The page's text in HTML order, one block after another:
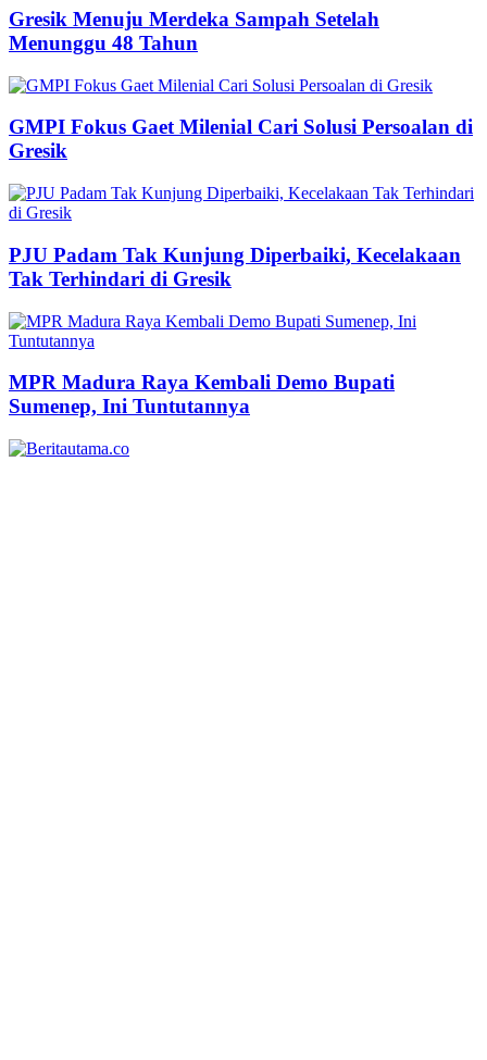
Gresik Menuju Merdeka Sampah Setelah
Menunggu 48 Tahun
GMPI Fokus Gaet Milenial Cari Solusi Persoalan di
Gresik
PJU Padam Tak Kunjung Diperbaiki, Kecelakaan
Tak Terhindari di Gresik
MPR Madura Raya Kembali Demo Bupati
Sumenep, Ini Tuntutannya